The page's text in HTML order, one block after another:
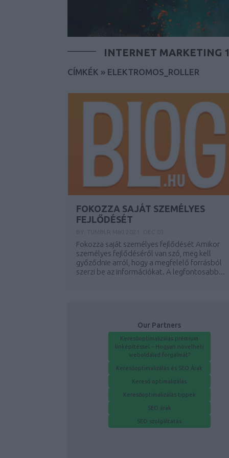
INTERNET MARKETING
CÍMKÉK » ELEKTROMOS_ROLLER
FOKOZZA SAJÁT SZEMÉLYES
FEJLŐDÉSÉT
Fokozza saját személyes fejlődését Amikor
személyes fejlődéséről van szó, meg kell
győződnie arról, hogy a megfelelő forrásból
szerzi be az információkat. A legfontosabb...
Our Partners
Keresőoptimalizálás prémium
linképítéssel – Hogyan növelheti
weboldalad forgalmát?
Keresőoptimalizálás és SEO Árak
Kereső optimalizálás
Keresőoptimalizálás tippek
SEO árak
SEO szolgáltatás